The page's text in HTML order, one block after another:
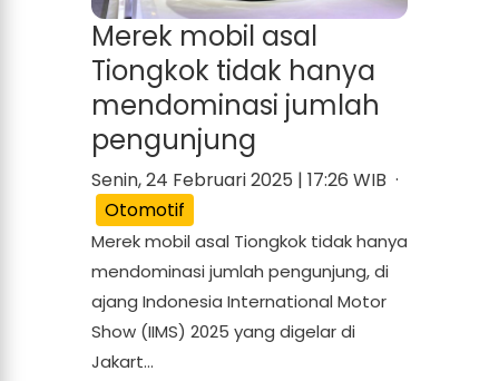
Merek mobil asal
Tiongkok tidak hanya
mendominasi jumlah
pengunjung
Senin, 24 Februari 2025 | 17:26 WIB ·
Otomotif
Merek mobil asal Tiongkok tidak hanya
mendominasi jumlah pengunjung, di
ajang Indonesia International Motor
Show (IIMS) 2025 yang digelar di
Jakart...